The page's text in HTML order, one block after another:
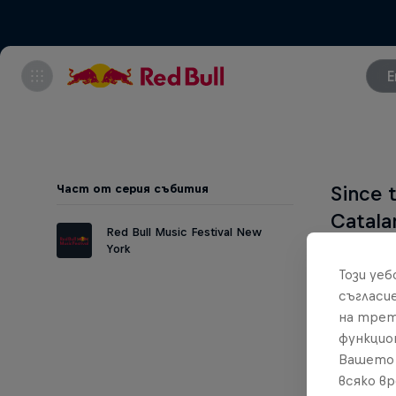
Част от серия събития
Red Bull Music Festival New
York
Since
R&B
and
Този
на
Вашето
всяко